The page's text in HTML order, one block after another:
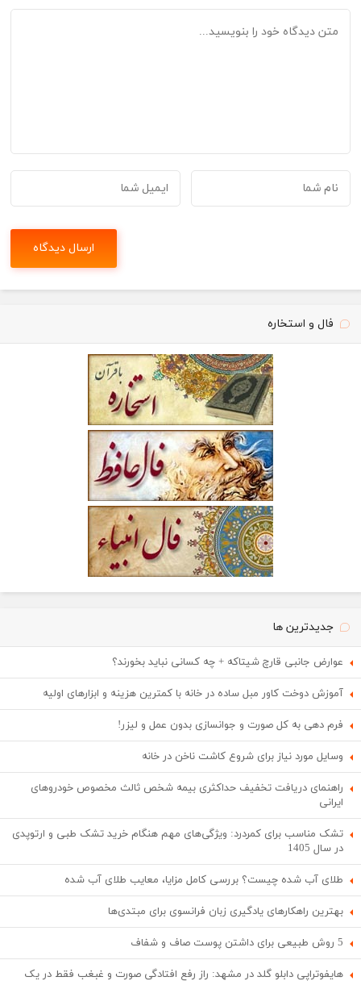
فال و استخاره
جدیدترین ها
عوارض جانبی قارچ شیتاکه + چه کسانی نباید بخورند؟
آموزش دوخت کاور مبل ساده در خانه با کمترین هزینه و ابزارهای اولیه
فرم دهی به کل صورت و جوانسازی بدون عمل و لیزر!
وسایل مورد نیاز برای شروع کاشت ناخن در خانه
راهنمای دریافت تخفیف حداکثری بیمه شخص ثالث مخصوص خودروهای
ایرانی
تشک مناسب برای کمردرد: ویژگی‌های مهم هنگام خرید تشک طبی و ارتوپدی
در سال 1405
طلای آب شده چیست؟ بررسی کامل مزایا، معایب طلای آب شده
بهترین راهکارهای یادگیری زبان فرانسوی برای مبتدی‌ها
5 روش طبیعی برای داشتن پوست صاف و شفاف
هایفوتراپی دابلو گلد در مشهد: راز رفع افتادگی صورت و غبغب فقط در یک